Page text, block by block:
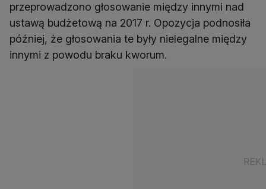
przeprowadzono głosowanie między innymi nad
ustawą budżetową na 2017 r. Opozycja podnosiła
później, że głosowania te były nielegalne między
innymi z powodu braku kworum.